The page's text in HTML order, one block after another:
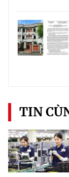
TIN